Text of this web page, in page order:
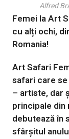
Alfred
Femei la Art
cu alți ochi,
Romania!
Art Safari
safari care
– artiste, dar
principale din
debutează în
sfârșitul